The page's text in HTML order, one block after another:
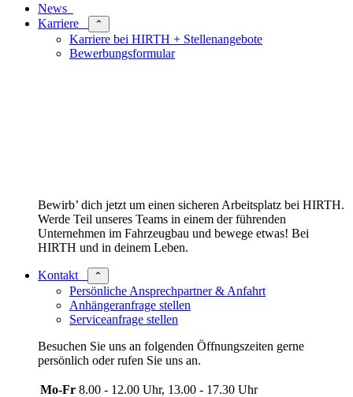
News
Karriere
⌃
Karriere bei HIRTH + Stellenangebote
Bewerbungsformular
Bewirb’ dich jetzt um einen sicheren Arbeitsplatz bei HIRTH.
Werde Teil unseres Teams in einem der führenden
Unternehmen im Fahrzeugbau und bewege etwas! Bei
HIRTH und in deinem Leben.
Kontakt ⌃
Persönliche Ansprechpartner & Anfahrt
Anhängeranfrage stellen
Serviceanfrage stellen
Besuchen Sie uns an folgenden Öffnungszeiten gerne
persönlich oder rufen Sie uns an.
Mo-Fr 8.00 - 12.00 Uhr, 13.00 - 17.30 Uhr